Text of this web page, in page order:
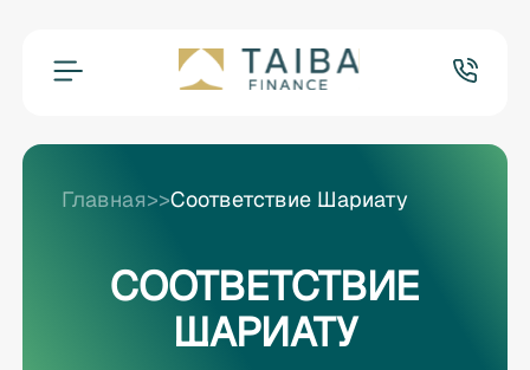
Главная>>Соответствие Шариату
СООТВЕТСТВИЕ
ШАРИАТУ